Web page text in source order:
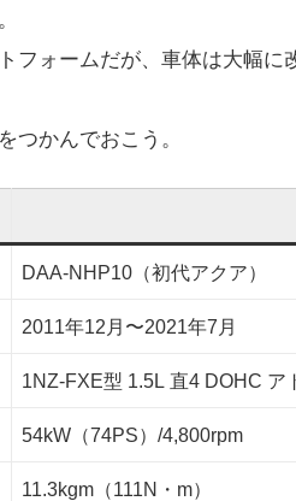
フォームだが、車体は大幅
つかんでおこう。
DAA-NHP10（初代アクア）
2011年12月〜2021年7月
1NZ-FXE型 1.5L 直4 DOHC ア
54kW（74PS）/4,800rpm
11.3kgm（111N・m）